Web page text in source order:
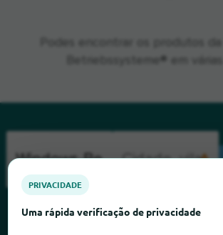
Betriebssysteme® em várias
PRIVACIDADE
Uma rápida verificação de privacidade